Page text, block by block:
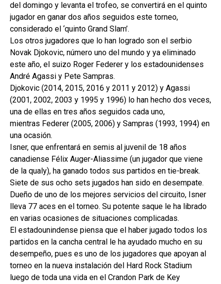
del domingo y levanta el trofeo, se convertirá en el quinto
jugador en ganar dos años seguidos este torneo,
considerado el ‘quinto Grand Slam’.
Los otros jugadores que lo han logrado son el serbio
Novak Djokovic, número uno del mundo y ya eliminado
este año, el suizo Roger Federer y los estadounidenses
André Agassi y Pete Sampras.
Djokovic (2014, 2015, 2016 y 2011 y 2012) y Agassi
(2001, 2002, 2003 y 1995 y 1996) lo han hecho dos veces,
una de ellas en tres años seguidos cada uno,
mientras Federer (2005, 2006) y Sampras (1993, 1994) en
una ocasión.
Isner, que enfrentará en semis al juvenil de 18 años
canadiense Félix Auger-Aliassime (un jugador que viene
de la qualy), ha ganado todos sus partidos en tie-break.
Siete de sus ocho sets jugados han sido en desempate.
Dueño de uno de los mejores servicios del circuito, Isner
lleva 77 aces en el torneo. Su potente saque le ha librado
en varias ocasiones de situaciones complicadas.
El estadounindense piensa que el haber jugado todos los
partidos en la cancha central le ha ayudado mucho en su
desempeño, pues es uno de los jugadores que apoyan al
torneo en la nueva instalación del Hard Rock Stadium
luego de toda una vida en el Crandon Park de Key